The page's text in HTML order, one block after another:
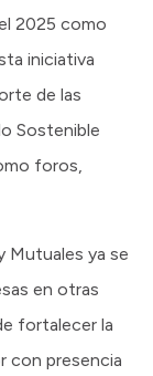
2025 como
iniciativa
de las
Sostenible
foros,
Mutuales ya se
en otras
fortalecer la
con presencia